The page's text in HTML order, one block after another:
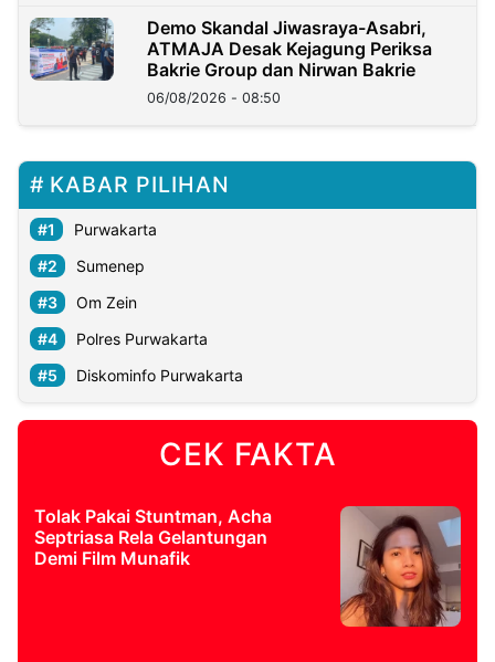
Demo Skandal Jiwasraya-Asabri,
ATMAJA Desak Kejagung Periksa
Bakrie Group dan Nirwan Bakrie
06/08/2026 - 08:50
KABAR PILIHAN
Purwakarta
Sumenep
Om Zein
Polres Purwakarta
Diskominfo Purwakarta
CEK FAKTA
Tolak Pakai Stuntman, Acha
Septriasa Rela Gelantungan
Demi Film Munafik